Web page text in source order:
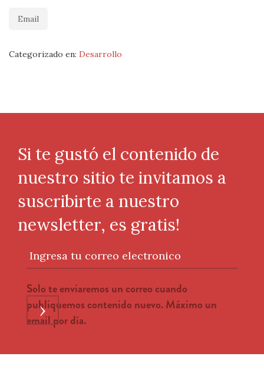
Email
Categorizado en: Desarrollo
Si te gustó el contenido de
nuestro sitio te invitamos a
suscribirte a nuestro
newsletter, es gratis!
Ingresa tu correo electronico
Solo te enviaremos un correo cuando
publiquemos contenido nuevo. Máximo un
email por día.
›